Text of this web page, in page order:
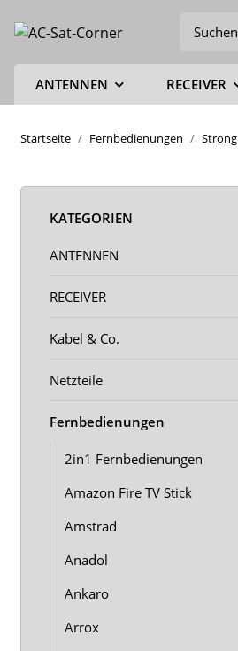
ANTENNEN RECEIVER
Startseite Fernbedienungen Strong
KATEGORIEN
ANTENNEN
RECEIVER
Kabel & Co.
Netzteile
Fernbedienungen
2in1 Fernbedienungen
Amazon Fire TV Stick
Amstrad
Anadol
Ankaro
Arrox